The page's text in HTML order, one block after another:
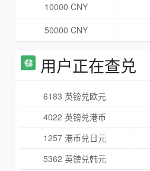
10000 CNY
50000 CNY
用户正在查兑
6183 英镑兑欧元
4022 英镑兑港币
1257 港币兑日元
5362 英镑兑韩元